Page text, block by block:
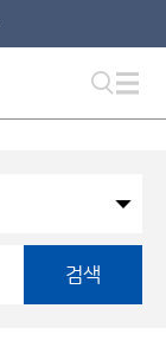
검색